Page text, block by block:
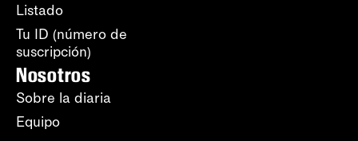
Listado
Tu ID (número de
suscripción)
Nosotros
Sobre la diaria
Equipo